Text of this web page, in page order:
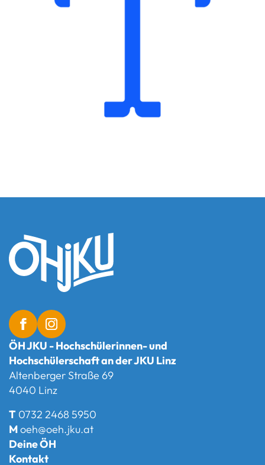
ÖH JKU - Hochschülerinnen- und
Hochschülerschaft an der JKU Linz
Altenberger Straße 69
4040 Linz
T 0732 2468 5950
Moeh@oeh.jku.at
Deine ÖH
Kontakt